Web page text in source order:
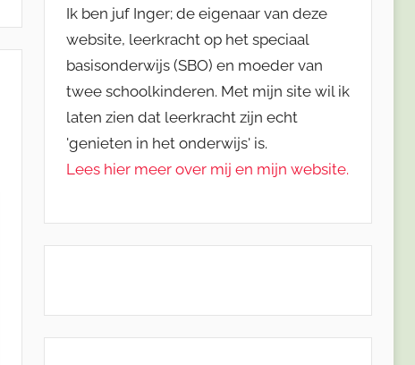
Ik ben juf Inger; de eigenaar van deze
website, leerkracht op het speciaal
basisonderwijs (SBO) en moeder van
twee schoolkinderen. Met mijn site wil ik
laten zien dat leerkracht zijn echt
'genieten in het onderwijs' is.
Lees hier meer over mij en mijn website.